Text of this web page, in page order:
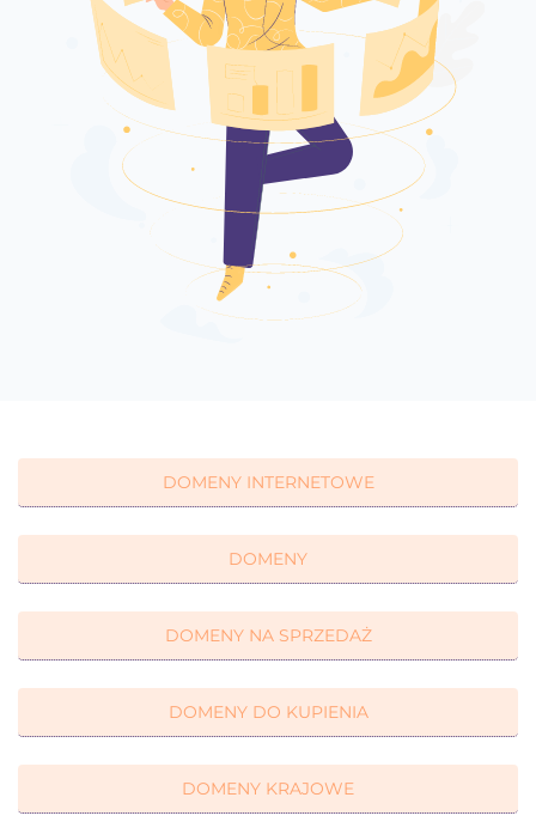
DOMENY INTERNETOWE
DOMENY
DOMENY NA SPRZEDAŻ
DOMENY DO KUPIENIA
DOMENY KRAJOWE